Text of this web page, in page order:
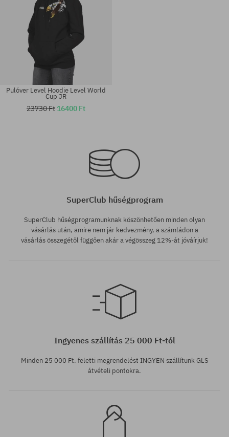
M
Pulóver Level Hoodie Level World
Cup JR
23730 Ft 16400 Ft
SuperClub hűségprogram
SuperClub hűségprogramunknak köszönhetően minden olyan
vásárlás után, amire nem jár kedvezmény, a számládon a
vásárlás összegétől függően akár a végösszeg 12%-át jóváírjuk!
Ingyenes szállítás 25 000 Ft-tól
Minden 25 000 Ft. feletti megrendelést INGYEN szállítunk GLS
átvételi pontokra.